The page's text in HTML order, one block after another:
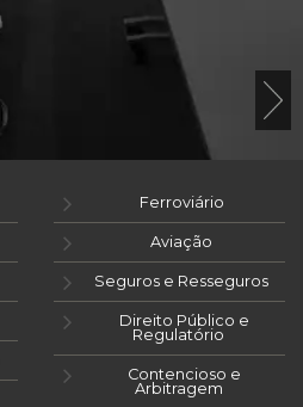
Ferroviário
Aviação
Seguros e Resseguros
Direito Público e
Regulatório
Contencioso e
Arbitragem